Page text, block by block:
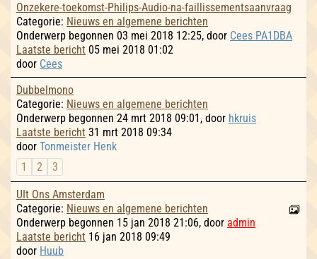
Onzekere-toekomst-Philips-Audio-na-faillissementsaanvraag
Categorie: Nieuws en algemene berichten
Onderwerp begonnen 03 mei 2018 12:25, door Cees PA1DBA
Laatste bericht 05 mei 2018 01:02
door Cees
Dubbelmono
Categorie: Nieuws en algemene berichten
Onderwerp begonnen 24 mrt 2018 09:01, door hkruis
Laatste bericht 31 mrt 2018 09:34
door Tonmeister Henk
1
2 3
UIt Ons Amsterdam
Categorie: Nieuws en algemene berichten
Onderwerp begonnen 15 jan 2018 21:06, door admin
Laatste bericht 16 jan 2018 09:49
door Huub